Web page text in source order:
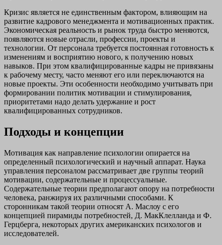
Кризис является не единственным фактором, влияющим на
развитие кадрового менеджмента и мотивационных практик.
Экономическая реальность и рынок труда быстро меняются,
появляются новые отрасли, профессии, проекты и
технологии. От персонала требуется постоянная готовность к
изменениям и восприятию нового, к получению новых
навыков. При этом квалифицированные кадры не привязаны
к рабочему месту, часто меняют его или переключаются на
новые проекты. Эти особенности необходимо учитывать при
формировании политик мотивации и стимулирования,
приоритетами надо делать удержание и рост
квалифицированных сотрудников.
Подходы и концепции
Мотивация как направление психологии опирается на
определенный психологический и научный аппарат. Наука
управления персоналом рассматривает две группы теорий
мотивации, содержательные и процессуальные.
Содержательные теории предполагают опору на потребности
человека, ранжируя их различными способами. К
сторонникам такой теории относят А. Маслоу с его
концепцией пирамиды потребностей, Д. МакКлелланда и Ф.
Герцберга, некоторых других американских психологов и
исследователей.